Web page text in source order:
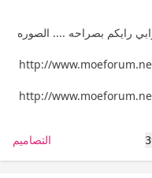
رايكم بصراحه .... الصوره
http://
http://
التصاميم